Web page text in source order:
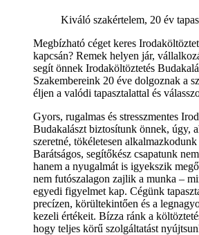
Kiváló szakértelem, 20 év
Megbízható céget keres
kapcsán? Remek helyen jár,
segít önnek Irodaköltöztetés
Szakembereink 20 éve dolgoznak a
éljen a valódi tapasztalattal és
Gyors, rugalmas és stresszmentes
Budakalászt biztosítunk önnek, úgy,
szeretné, tökéletesen
Barátságos, segítőkész csapatunk
hanem a nyugalmát is igyekszik
nem futószalagon zajlik a munka –
egyedi figyelmet kap. Cégünk
precízen, körültekintően és a
kezeli értékeit. Bízza ránk a
hogy teljes körű szolgáltatást